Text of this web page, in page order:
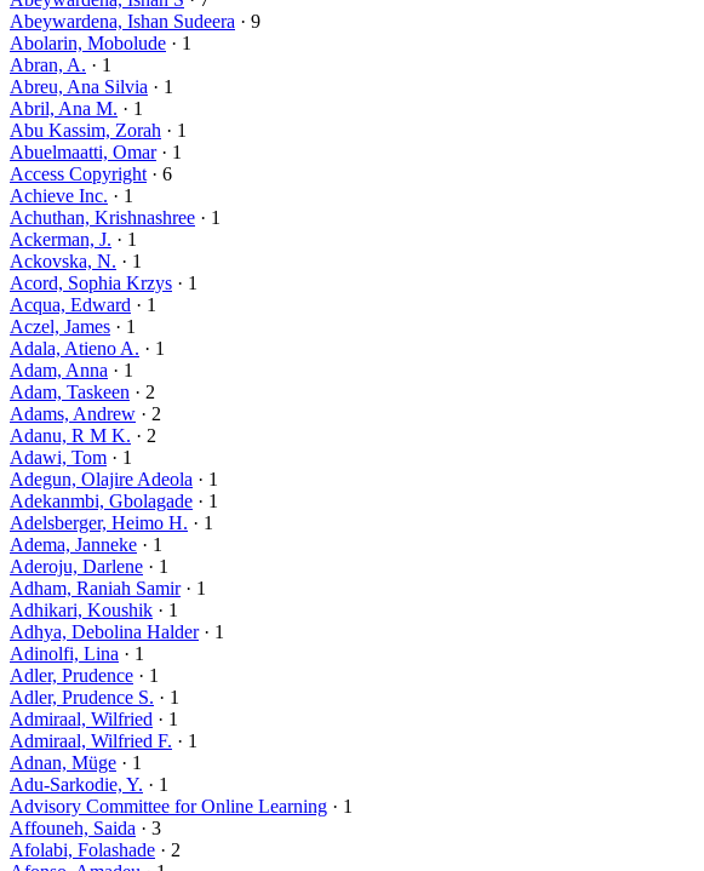
Abeywardena, Ishan Sudeera · 9
Abolarin, Mobolude · 1
Abran, A. · 1
Abreu, Ana Silvia · 1
Abril, Ana M. · 1
Abu Kassim, Zorah · 1
Abuelmaatti, Omar· 1
Access Copyright · 6
Achieve Inc. · 1
Achuthan, Krishnashree · 1
Ackerman, J. · 1
Ackovska, N. · 1
Acord, Sophia Krzys · 1
Acqua, Edward · 1
Aczel, James · 1
Adala, Atieno A. · 1
Adam, Anna · 1
Adam, Taskeen · 2
Adams, Andrew · 2
Adanu, R M K. · 2
Adawi, Tom · 1
Adegun, Olajire Adeola · 1
Adekanmbi, Gbolagade · 1
Adelsberger, Heimo H. · 1
Adema, Janneke · 1
Aderoju, Darlene · 1
Adham, Raniah Samir· 1
Adhikari, Koushik · 1
Adhya, Debolina Halder· 1
Adinolfi, Lina · 1
Adler, Prudence · 1
Adler, Prudence S. · 1
Admiraal, Wilfried · 1
Admiraal, Wilfried F. · 1
Adnan, Müge · 1
Adu-Sarkodie, Y. · 1
Advisory Committee for Online Learning · 1
Affouneh, Saida · 3
Afolabi, Folashade · 2